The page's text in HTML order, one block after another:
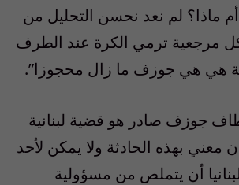
لم نعد نحسن التحليل من
مرجعية ترمي الكرة عند الطرف
هي هي جوزف ما زال محجوزا”.
جوزف صادر هو قضية لبنانية
معني بهذه الحادثة ولا يمكن لأحد
أن يتملص من مسؤولية